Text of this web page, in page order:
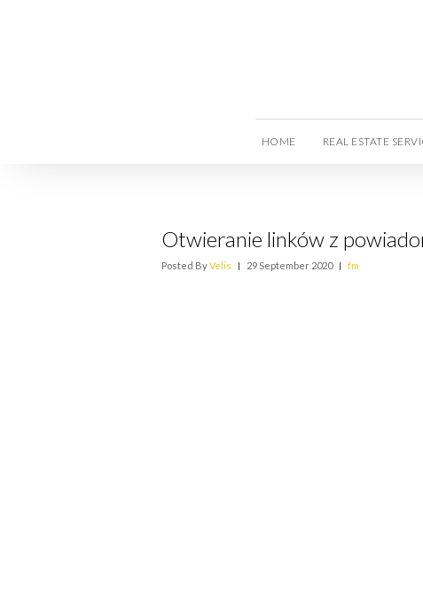
HOME REAL ESTATE
Otwieranie linków z
Posted ByVelis | 29 September 2020 | fm